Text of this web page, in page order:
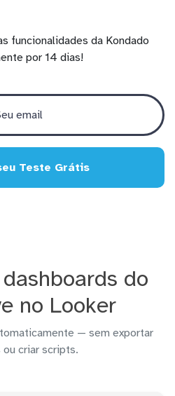
funcionalidades da Kondado
por 14 dias!
Teste Grátis
do
no Looker
— sem exportar
ou criar scripts.